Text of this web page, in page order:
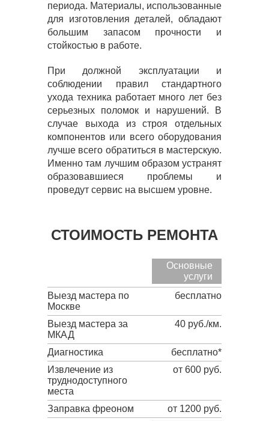
периода. Материалы, использованные
для изготовления деталей, обладают
большим запасом прочности и
стойкостью в работе.
При должной эксплуатации и
соблюдении правил стандартного
ухода техника работает много лет без
серьезных поломок и нарушений. В
случае выхода из строя отдельных
компонентов или всего оборудования
лучше всего обратиться в мастерскую.
Именно там лучшим образом устранят
образовавшиеся проблемы и
проведут сервис на высшем уровне.
СТОИМОСТЬ РЕМОНТА
Основные
услуги
Выезд мастера по
Москве
бесплатно
Выезд мастера за
МКАД
40 руб./км.
Диагностика
бесплатно*
Извлечение из
труднодоступного
места
от 600 руб.
Заправка фреоном
от 1200 руб.